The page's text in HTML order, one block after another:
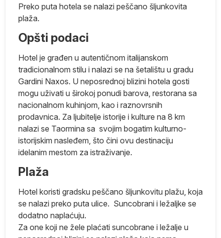
Preko puta hotela se nalazi peščano šljunkovita
plaža.
Opšti podaci
Hotel je građen u autentičnom italijanskom
tradicionalnom stilu i nalazi se na šetalištu u gradu
Gardini Naxos. U neposrednoj blizini hotela gosti
mogu uživati u širokoj ponudi barova, restorana sa
nacionalnom kuhinjom, kao i raznovrsnih
prodavnica. Za ljubitelje istorije i kulture na 8 km
nalazi se Taormina sa svojim bogatim kulturno-
istorijskim nasleđem, što čini ovu destinaciju
idelanim mestom za istraživanje.
Plaža
Hotel koristi gradsku peščano šljunkovitu plažu, koja
se nalazi preko puta ulice. Suncobrani i ležaljke se
dodatno naplaćuju.
Za one koji ne žele plaćati suncobrane i ležalje u